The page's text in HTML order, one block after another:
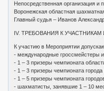
Непосредственная организация
Воронежская областная
Главный судья – Иванов
IV. ТРЕБОВАНИЯ К
К участию в Мероприятии
- международные
- 1 – 3 призеры чемпионата
- 1 – 3 призеры чемпионата
- 1 – 5 призеры чемпионата
- шахматисты, занявшие 1 – 10